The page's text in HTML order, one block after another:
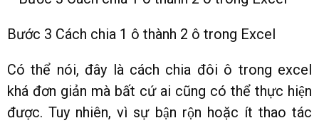
Bước 3 Cách chia 1 ô thành 2 ô trong Excel
Có thể nói, đây là cách chia đôi ô trong excel
khá đơn giản mà bất cứ ai cũng có thể thực hiện
được. Tuy nhiên, vì sự bận rộn hoặc ít thao tác